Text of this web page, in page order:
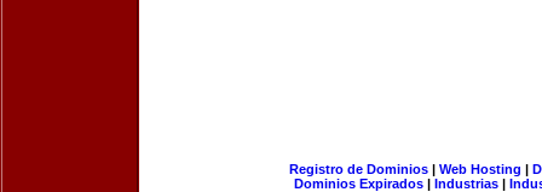
Registro de Dominios| Web Hosting |
Dominios Expirados | Industrias |